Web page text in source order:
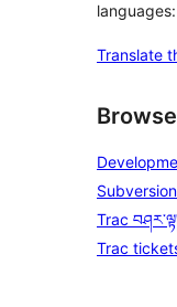
languages:
Translate
Trac
Trac